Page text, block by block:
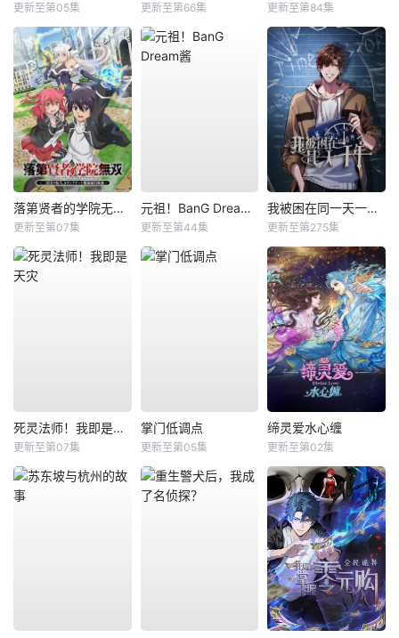
更新至第05集 更新至第66集 更新至第84集
落第贤者的学院无双第二回转生，S等级作弊魔术师冒险记
更新至第07集
元祖！BanG Dream酱
更新至第44集
我被困在同一天一千年动态漫
更新至第275集
死灵法师！我即是天灾
更新至第07集
掌门低调点
更新至第05集
缔灵爱水心缠
更新至第02集